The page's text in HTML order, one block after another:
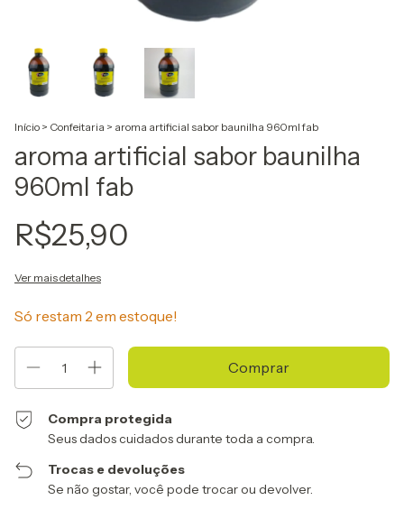
Início > Confeitaria > aroma artificial sabor baunilha 960ml fab
aroma artificial sabor baunilha
960ml fab
R$25,90
Ver mais detalhes
Só restam 2 em estoque!
Compra protegida
Seus dados cuidados durante toda a compra.
Trocas e devoluções
Se não gostar, você pode trocar ou devolver.